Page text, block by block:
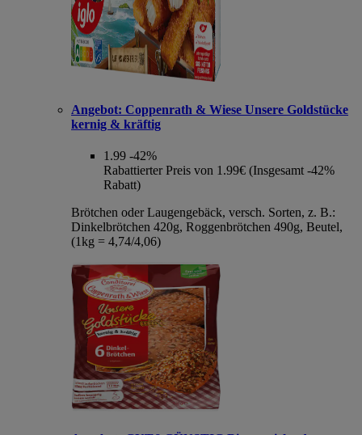
Angebot: Coppenrath & Wiese Unsere Goldstücke
kernig & kräftig
1.99 -42%
Rabattierter Preis von 1.99€ (Insgesamt -42%
Rabatt)
Brötchen oder Laugengebäck, versch. Sorten, z. B.:
Dinkelbrötchen 420g, Roggenbrötchen 490g, Beutel,
(1kg = 4,74/4,06)